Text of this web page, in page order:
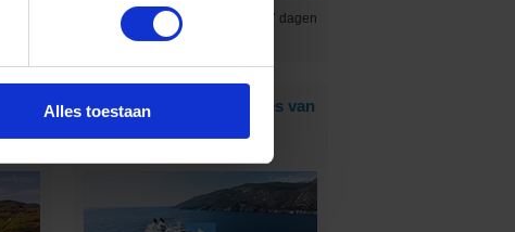
Alles toestaan
Ontdek 4 tropische eilanden in 7 dagen
Dit zijn de ultraluxe suites van